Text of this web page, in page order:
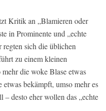
Kritik an „Blamieren oder
in Prominente und „echte
regten sich die üblichen
zu einem kleinen
die woke Blase etwas
bekämpft, umso mehr es
desto eher wollen das „echte